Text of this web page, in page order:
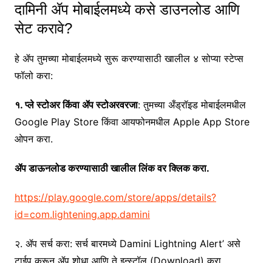
दामिनी ॲप मोबाईलमध्ये कसे डाउनलोड आणि
सेट करावे?
हे ॲप तुमच्या मोबाईलमध्ये सुरू करण्यासाठी खालील ४ सोप्या स्टेप्स
फॉलो करा:
१. प्ले स्टोअर किंवा ॲप स्टोअरवरजा: तुमच्या अँड्रॉइड मोबाईलमधील
Google Play Store किंवा आयफोनमधील Apple App Store
ओपन करा.
ॲप डाऊनलोड करण्यासाठी खालील लिंक वर क्लिक करा.
https://play.google.com/store/apps/details?
id=com.lightening.app.damini
२. ॲप सर्च करा: सर्च बारमध्ये Damini Lightning Alert’ असे
टाईप करून ॲप शोधा आणि ते इन्स्टॉल (Download) करा.